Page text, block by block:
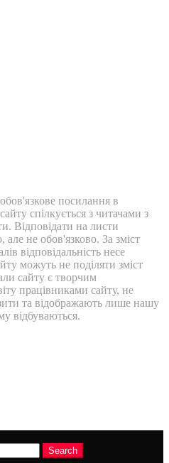
посилання в
спілкується з читачами з
Відповідати на листи
не обов'язково. За зміст
відповідальність несе
можуть не поділяти зміст
сайту є творчим
працівниками сайту, не
та відображають лише нашу
відбуваються.
Search